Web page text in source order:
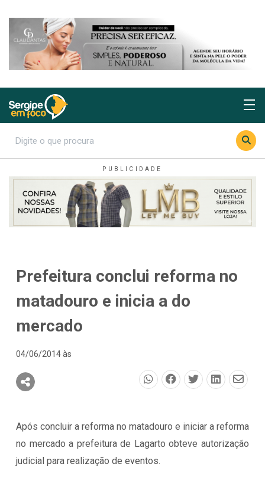
Prefeitura conclui reforma no
matadouro e inicia a do
mercado
04/06/2014 às
Após concluir a reforma no matadouro e iniciar a reforma
no mercado a prefeitura de Lagarto obteve autorização
judicial para realização de eventos.